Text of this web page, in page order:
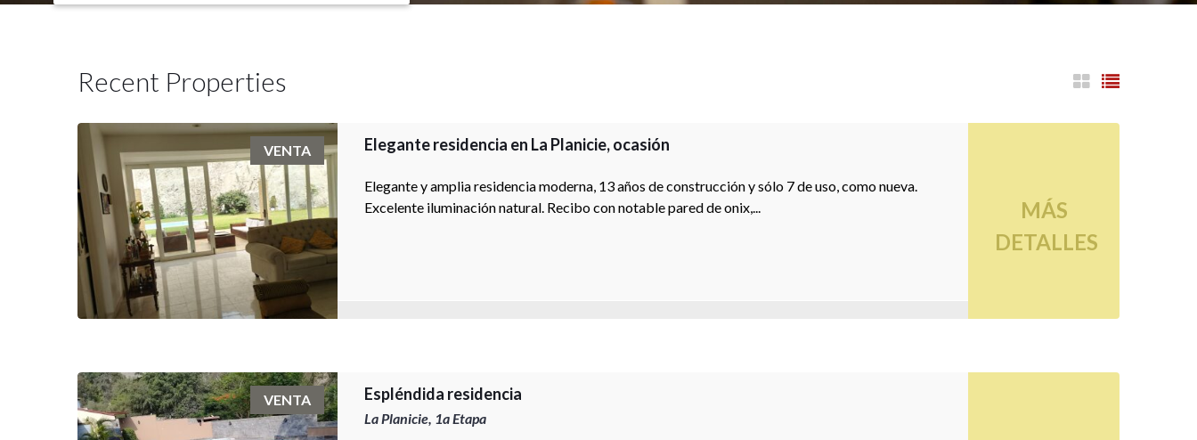
Recent Properties
VENTA Elegante residencia en La Planicie, ocasión
Elegante y amplia residencia moderna, 13 años de construcción y sólo 7 de uso, como nueva.
Excelente iluminación natural. Recibo con notable pared de onix,...
MÁS
DETALLES
VENTA Espléndida residencia
La Planicie, 1a Etapa